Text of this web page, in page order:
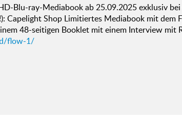
Blu-ray-Mediabook ab 25.09.2025 exklusiv
Capelight Shop Limitiertes Mediabook mit
48-seitigen Booklet mit einem Interview mit
flow-1/